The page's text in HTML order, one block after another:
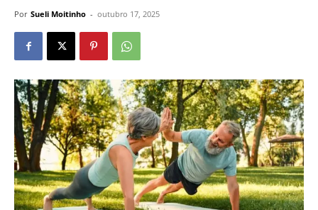
Por Sueli Moitinho - outubro 17, 2025